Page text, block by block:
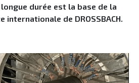
durée est la base de la
de DROSSBACH.